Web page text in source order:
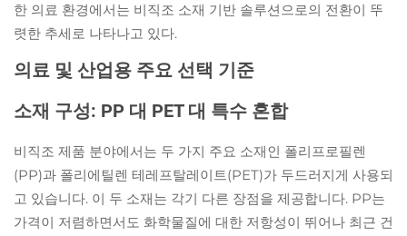
한 의료 환경에서는 비직조 소재 기반 솔루션으로의 전환이 뚜
렷한 추세로 나타나고 있다.
의료 및 산업용 주요 선택 기준
소재 구성: PP 대 PET 대 특수 혼합
비직조 제품 분야에서는 두 가지 주요 소재인 폴리프로필렌
(PP)과 폴리에틸렌 테레프탈레이트(PET)가 두드러지게 사용되
고 있습니다. 이 두 소재는 각기 다른 장점을 제공합니다. PP는
가격이 저렴하면서도 화학물질에 대한 저항성이 뛰어나 최근 건